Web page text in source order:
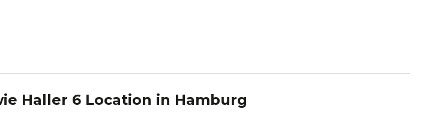
Haller 6 Location in Hamburg